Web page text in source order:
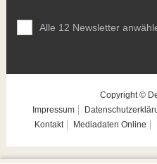
Alle 12 Newsletter
Copyright ©
Impressum
Kontakt
Mediadaten Online